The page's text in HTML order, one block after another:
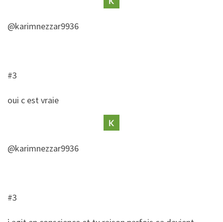
@karimnezzar9936
#3
​oui c est vraie
@karimnezzar9936
#3